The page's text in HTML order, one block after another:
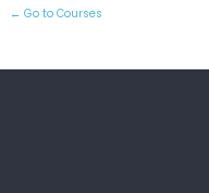
Go to Courses